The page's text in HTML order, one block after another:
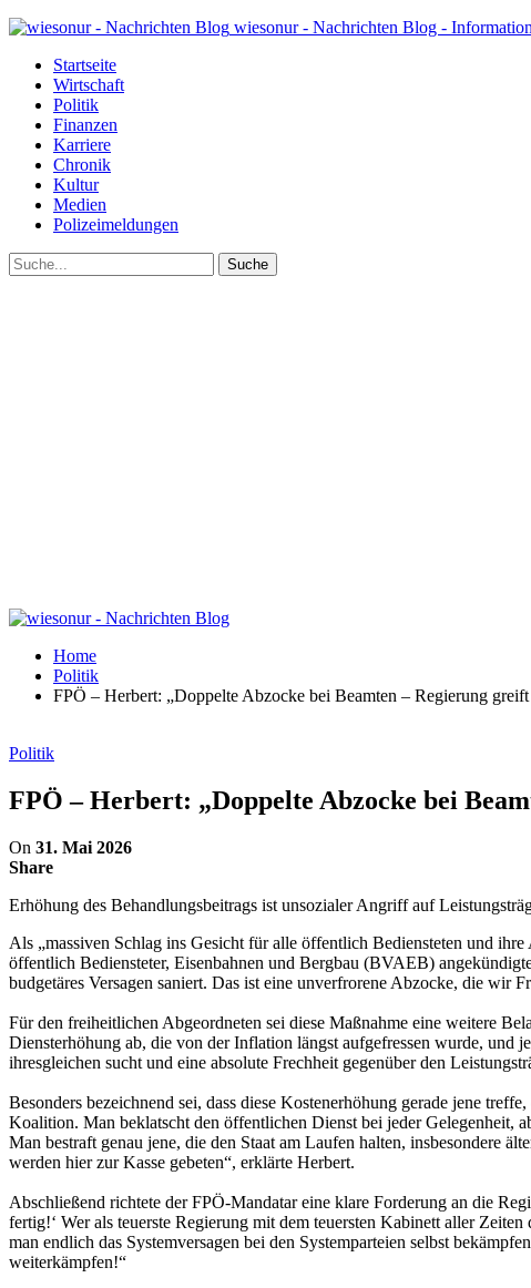
wiesonur - Nachrichten Blog -
Startseite
Wirtschaft
Politik
Finanzen
Karriere
Chronik
Kultur
Medien
Polizeimeldungen
Home
Politik
FPÖ – Herbert: „Doppelte Abzocke bei Beamten – Regierung
Politik
FPÖ – Herbert: „Doppelte Abzocke bei
On 31. Mai 2026
Share
Erhöhung des Behandlungsbeitrags ist unsozialer Angriff auf
Als „massiven Schlag ins Gesicht für alle öffentlich Bediensteten und
öffentlich Bediensteter, Eisenbahnen und Bergbau (BVAEB)
budgetäres Versagen saniert. Das ist eine unverfrorene Abzocke, die wir
Für den freiheitlichen Abgeordneten sei diese Maßnahme eine weitere
Diensterhöhung ab, die von der Inflation längst aufgefressen wurde, und
ihresgleichen sucht und eine absolute Frechheit gegenüber den
Besonders bezeichnend sei, dass diese Kostenerhöhung gerade jene
Koalition. Man beklatscht den öffentlichen Dienst bei jeder Gelegenheit,
Man bestraft genau jene, die den Staat am Laufen halten, insbesondere
werden hier zur Kasse gebeten“, erklärte Herbert.
Abschließend richtete der FPÖ-Mandatar eine klare Forderung an die
fertig!‘ Wer als teuerste Regierung mit dem teuersten Kabinett aller
man endlich das Systemversagen bei den Systemparteien selbst
weiterkämpfen!“